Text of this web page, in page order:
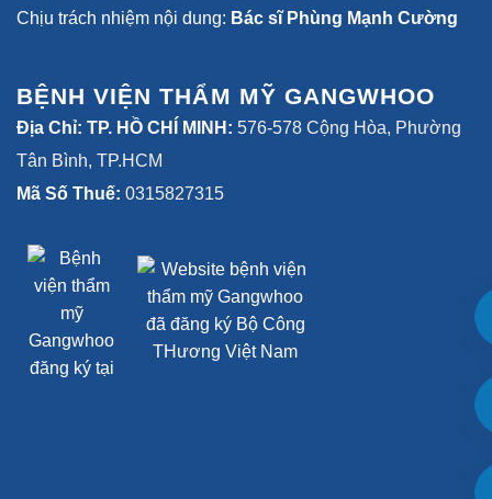
Chịu trách nhiệm nội dung: Bác sĩ Phùng Mạnh Cường
BỆNH VIỆN THẨM MỸ GANGWHOO
Địa Chỉ: TP. HỒ CHÍ MINH: 576-578 Cộng Hòa, Phường
Tân Bình, TP.HCM
Mã Số Thuế: 0315827315